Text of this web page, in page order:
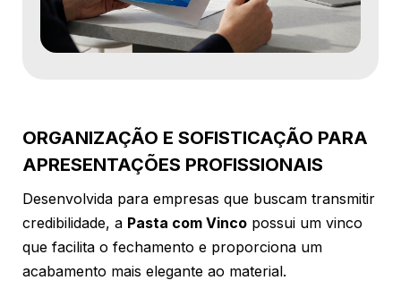
ORGANIZAÇÃO E SOFISTICAÇÃO PARA
APRESENTAÇÕES PROFISSIONAIS
Desenvolvida para empresas que buscam transmitir
credibilidade, a Pasta com Vinco possui um vinco
que facilita o fechamento e proporciona um
acabamento mais elegante ao material.